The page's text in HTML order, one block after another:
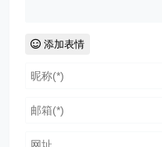
添加表情